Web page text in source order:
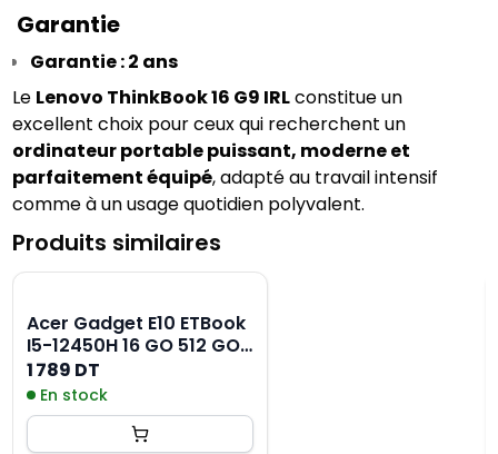
Garantie
Garantie : 2 ans
Le Lenovo ThinkBook 16 G9 IRL constitue un
ordinateur portable puissant, moderne et
parfaitement équipé, adapté au travail intensif
comme à un usage quotidien polyvalent.
Produits similaires
Acer Gadget E10 ETBook
I5-12450H 16 GO 512 GO
Gris
1 789 DT
En stock